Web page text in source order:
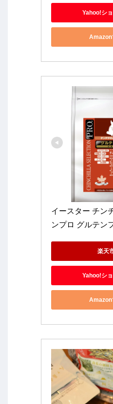
Yahoo!シ
Amazon
イースター チン
ンプロ グルテン
楽天
Yahoo!シ
Amazon